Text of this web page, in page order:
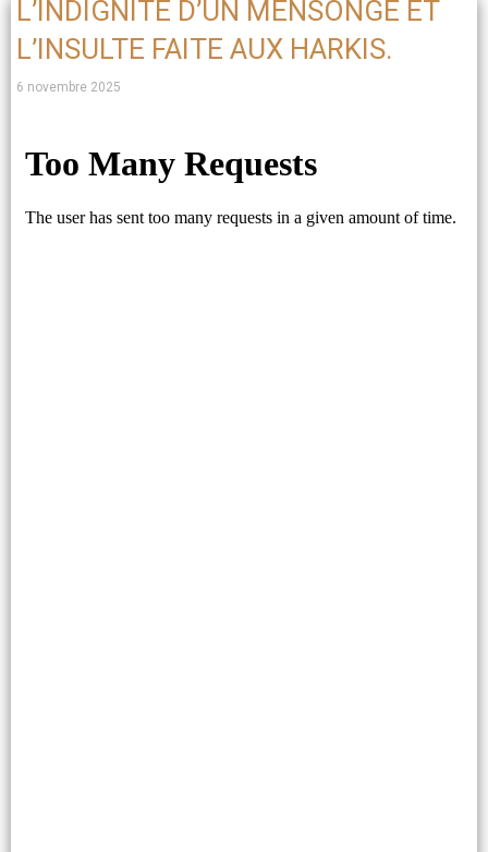
L’INDIGNITÉ D’UN MENSONGE ET
L’INSULTE FAITE AUX HARKIS.
6 novembre 2025